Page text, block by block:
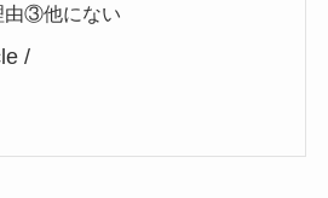
由③他にない
/